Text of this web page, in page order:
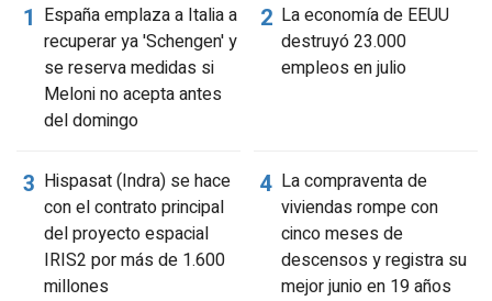
España emplaza a Italia a
recuperar ya 'Schengen' y
se reserva medidas si
Meloni no acepta antes
del domingo
La economía de EEUU
destruyó 23.000
empleos en julio
Hispasat (Indra) se hace
con el contrato principal
del proyecto espacial
IRIS2 por más de 1.600
millones
La compraventa de
viviendas rompe con
cinco meses de
descensos y registra su
mejor junio en 19 años